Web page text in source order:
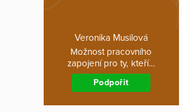
Veronika Musilová
Možnost pracovního
zapojení pro ty, kteří…
Podpořit